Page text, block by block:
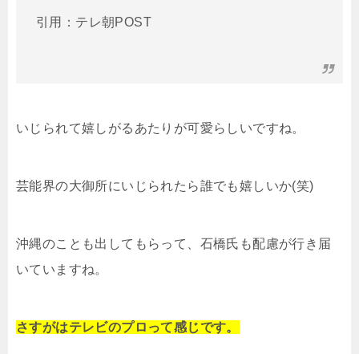
引用：テレ朝POST
いじられて嬉しがるあたりが可愛らしいですね。
芸能界の大御所にいじられたら誰でも嬉しいか(笑)
沖縄のことも出してもらって、石橋氏も配慮が行き届
いていますね。
さすがはテレビのプロって感じです。